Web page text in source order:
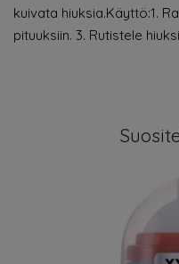
kuivata hiuksia.Käyttö:1.
pituuksiin. 3. Rutistele